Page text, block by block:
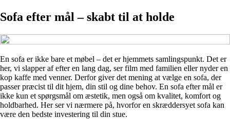
Sofa efter mål – skabt til at holde
En sofa er ikke bare et møbel – det er hjemmets samlingspunkt. Det er
her, vi slapper af efter en lang dag, ser film med familien eller nyder en
kop kaffe med venner. Derfor giver det mening at vælge en sofa, der
passer præcist til dit hjem, din stil og dine behov. En sofa efter mål er
ikke kun et spørgsmål om æstetik, men også om kvalitet, komfort og
holdbarhed. Her ser vi nærmere på, hvorfor en skræddersyet sofa kan
være den bedste investering til din stue.